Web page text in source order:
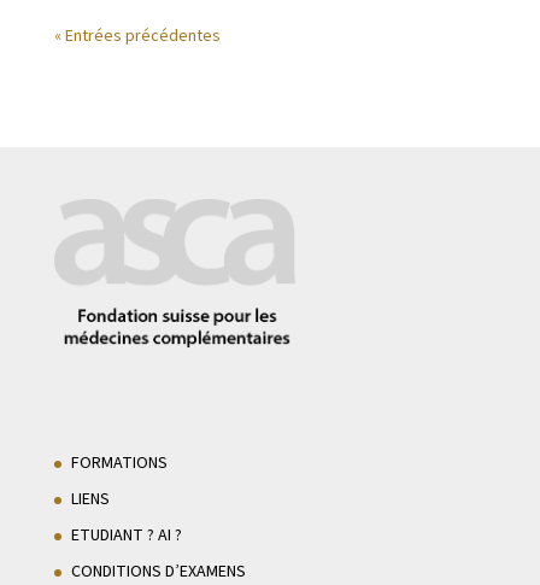
« Entrées précédentes
FORMATIONS
LIENS
ETUDIANT ? AI ?
CONDITIONS D’EXAMENS